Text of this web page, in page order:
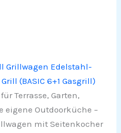
Grillwagen Edelstahl-
(BASIC 6+1 Gasgrill)
Terrasse, Garten,
eigene Outdoorküche –
mit Seitenkocher